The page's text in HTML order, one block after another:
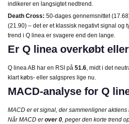
indikerer en langsigtet nedtrend.
Death Cross: 50-dages gennemsnittet
(21.90) – det er et klassisk negativt signal og
trend i Q linea er svagere end den lange.
Er Q linea overkøbt
Q linea AB har en RSI på 51.6, midt i det
klart købs- eller salgspres lige nu.
MACD-analyse for Q
MACD er et signal, der sammenligner
Når MACD erover 0, peger den korte trend